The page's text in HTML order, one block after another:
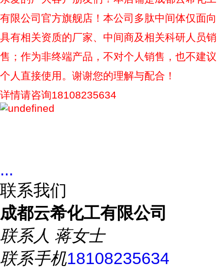
有限公司官方旗舰店！本公司多肽中间体仅面向
具有相关资质的厂家、中间商及相关科研人员销
售；作为非终端产品，不对个人销售，也不建议
个人直接使用。谢谢您的理解与配合！
详情请咨询18108235634
...
联系我们
成都云希化工有限公司
联系人 蒋女士
联系手机18108235634